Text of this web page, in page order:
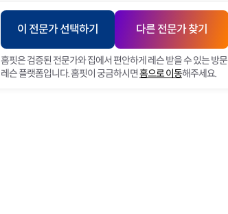
이 전문가 선택하기 다른 전문가 찾기
홈핏은 검증된 전문가와 집에서 편안하게 레슨 받을 수 있는 방문
레슨 플랫폼입니다. 홈핏이 궁금하시면홈으로 이동해주세요.